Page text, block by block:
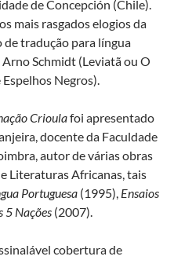
de Concepción (Chile).
mais rasgados elogios da
tradução para língua
Schmidt (Leviatã ou O
Negros).
Crioulafoi apresentado
docente da Faculdade
autor de várias obras
Literaturas Africanas, tais
Portuguesa (1995), Ensaios
5 Nações (2007).
cobertura de